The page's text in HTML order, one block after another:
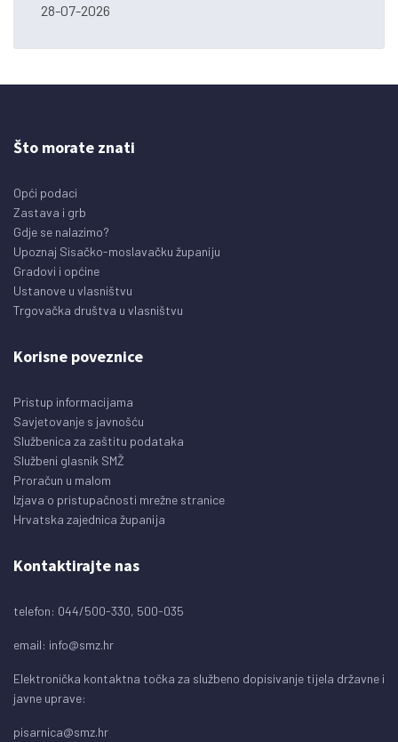
28-07-2026
Što morate znati
Opći podaci
Zastava i grb
Gdje se nalazimo?
Upoznaj Sisačko-moslavačku županiju
Gradovi i općine
Ustanove u vlasništvu
Trgovačka društva u vlasništvu
Korisne poveznice
Pristup informacijama
Savjetovanje s javnošću
Službenica za zaštitu podataka
Službeni glasnik SMŽ
Proračun u malom
Izjava o pristupačnosti mrežne stranice
Hrvatska zajednica županija
Kontaktirajte nas
telefon: 044/500-330, 500-035
email: info@smz.hr
Elektronička kontaktna točka za službeno dopisivanje tijela državne i
javne uprave:
pisarnica@smz.hr